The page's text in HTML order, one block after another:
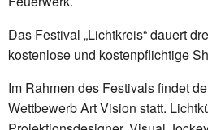
Das Festival „Lichtkreis“ dauert
kostenlose und kostenpflichtige
Im Rahmen des Festivals findet
Wettbewerb Art Vision statt.